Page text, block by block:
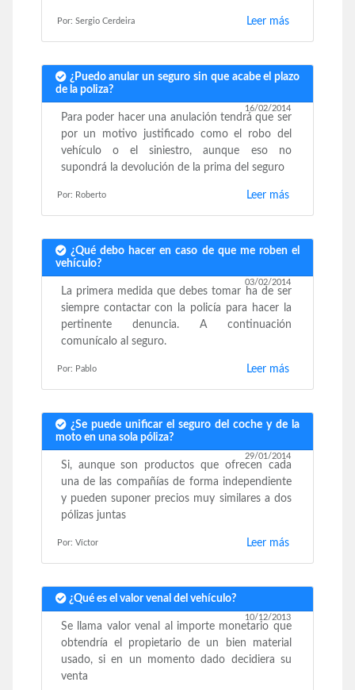
Por: Sergio Cerdeira Leer más
¿Puedo anular un seguro sin que acabe el plazo
de la poliza?
16/02/2014
Para poder hacer una anulación tendrá que ser
por un motivo justificado como el robo del
vehículo o el siniestro, aunque eso no
supondrá la devolución de la prima del seguro
Por: Roberto Leer más
¿Qué debo hacer en caso de que me roben el
vehículo?
03/02/2014
La primera medida que debes tomar ha de ser
siempre contactar con la policía para hacer la
pertinente denuncia. A continuación
comunícalo al seguro.
Por: Pablo Leer más
¿Se puede unificar el seguro del coche y de la
moto en una sola póliza?
29/01/2014
Si, aunque son productos que ofrecen cada
una de las compañías de forma independiente
y pueden suponer precios muy similares a dos
pólizas juntas
Por: Víctor Leer más
¿Qué es el valor venal del vehículo?
10/12/2013
Se llama valor venal al importe monetario que
obtendría el propietario de un bien material
usado, si en un momento dado decidiera su
venta